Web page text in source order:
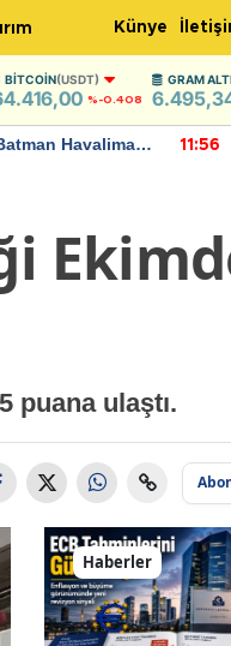
Künye
BITCOIN(USDT)
%-0.408
GRAM
Havalimanı
11:56
puana ulaştı.
Haberler